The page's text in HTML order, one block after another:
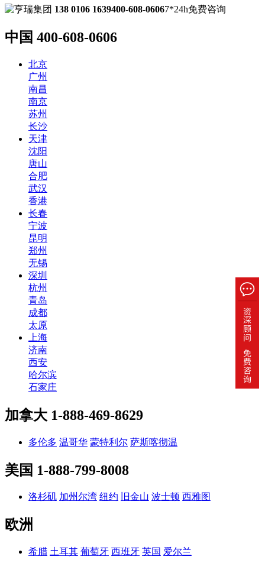
138 0106 1639400-608-06067*24h免费咨询
中国 400-608-0606
北京
广州
南昌
南京
苏州
长沙
天津
沈阳
唐山
合肥
武汉
香港
长春
宁波
昆明
郑州
无锡
深圳
杭州
青岛
成都
太原
上海
济南
西安
哈尔滨
石家庄
加拿大 1-888-469-8629
多伦多 温哥华 蒙特利尔 萨斯喀彻温
美国 1-888-799-8008
洛杉矶 加州尔湾 纽约 旧金山 波士顿 西雅图
欧洲
希腊 土耳其 葡萄牙 西班牙 英国 爱尔兰